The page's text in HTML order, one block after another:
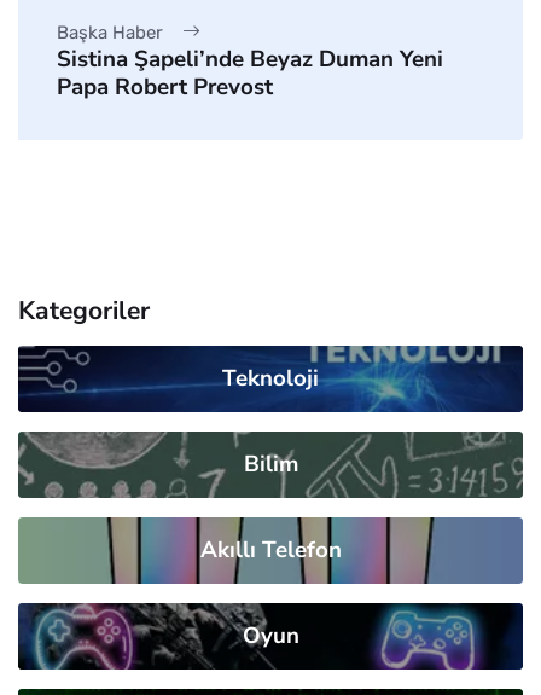
Başka Haber
Sistina Şapeli’nde Beyaz Duman Yeni
Papa Robert Prevost
Kategoriler
Teknoloji
Bilim
Akıllı Telefon
Oyun